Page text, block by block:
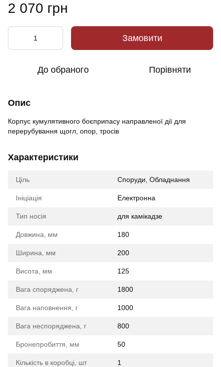
2 070 грн
Замовити
До обраного Порівняти
Опис
Корпус кумулятивного боєприпасу направленої дії для
перерубування щогл, опор, тросів
Характеристики
Ціль Споруди, Обладнання
Ініціація Електронна
Тип носія для камікадзе
Довжина, мм 180
Ширина, мм 200
Висота, мм 125
Вага споряджена, г 1800
Вага наповнення, г 1000
Вага неспоряджена, г 800
Бронепробиття, мм 50
Кількість в коробці, шт 1